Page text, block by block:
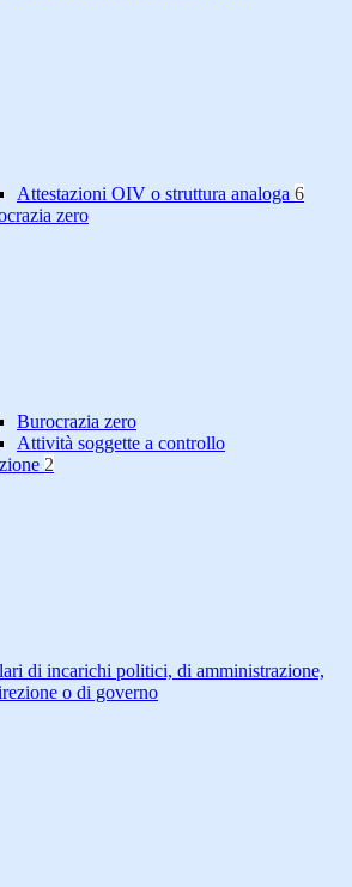
Attestazioni OIV o struttura analoga 6
zero
Burocrazia zero
Attività soggette a controllo
2
di incarichi politici, di amministrazione,
o di governo